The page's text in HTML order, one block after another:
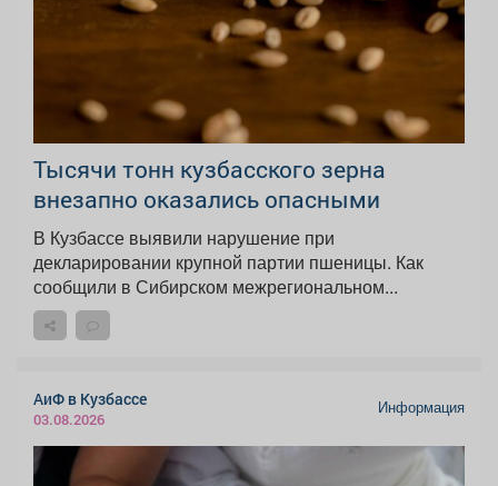
Тысячи тонн кузбасского зерна
внезапно оказались опасными
В Кузбассе выявили нарушение при
декларировании крупной партии пшеницы. Как
сообщили в Сибирском межрегиональном...
АиФ в Кузбассе
03.08.2026
Информация